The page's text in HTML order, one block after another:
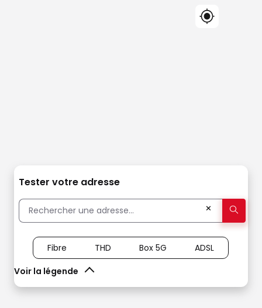
Tester votre adresse
✕
Voir la légende
Fibre THD Box 5G ADSL